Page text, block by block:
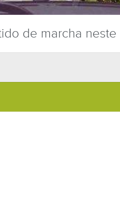
de marcha neste